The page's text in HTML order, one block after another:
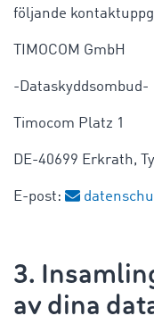
följande
TIMOCOM GmbH
-Dataskyddsombud-
Timocom Platz 1
DE-40699 Erkrath,
E-post:
3.
av dina